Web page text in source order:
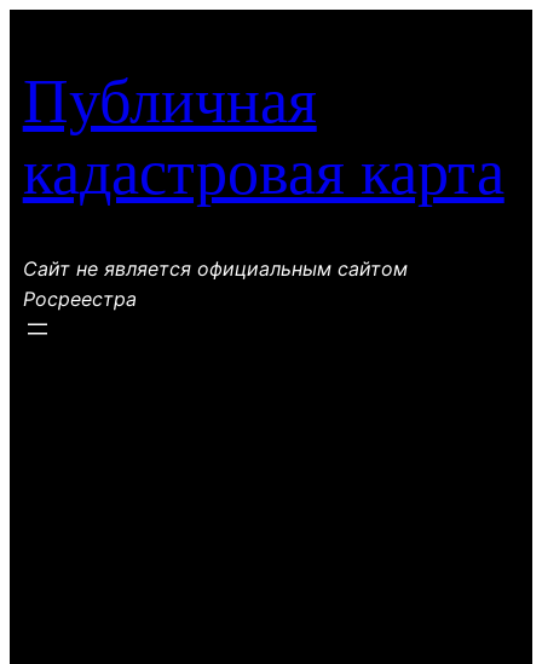
содержимому
Публичная
кадастровая карта
Сайт не является официальным сайтом
Росреестра